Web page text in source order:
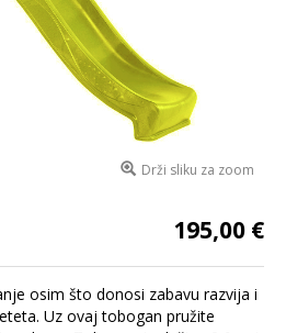
Drži sliku za zoom
195,00 €
osim što donosi zabavu razvija i
Uz ovaj tobogan pružite